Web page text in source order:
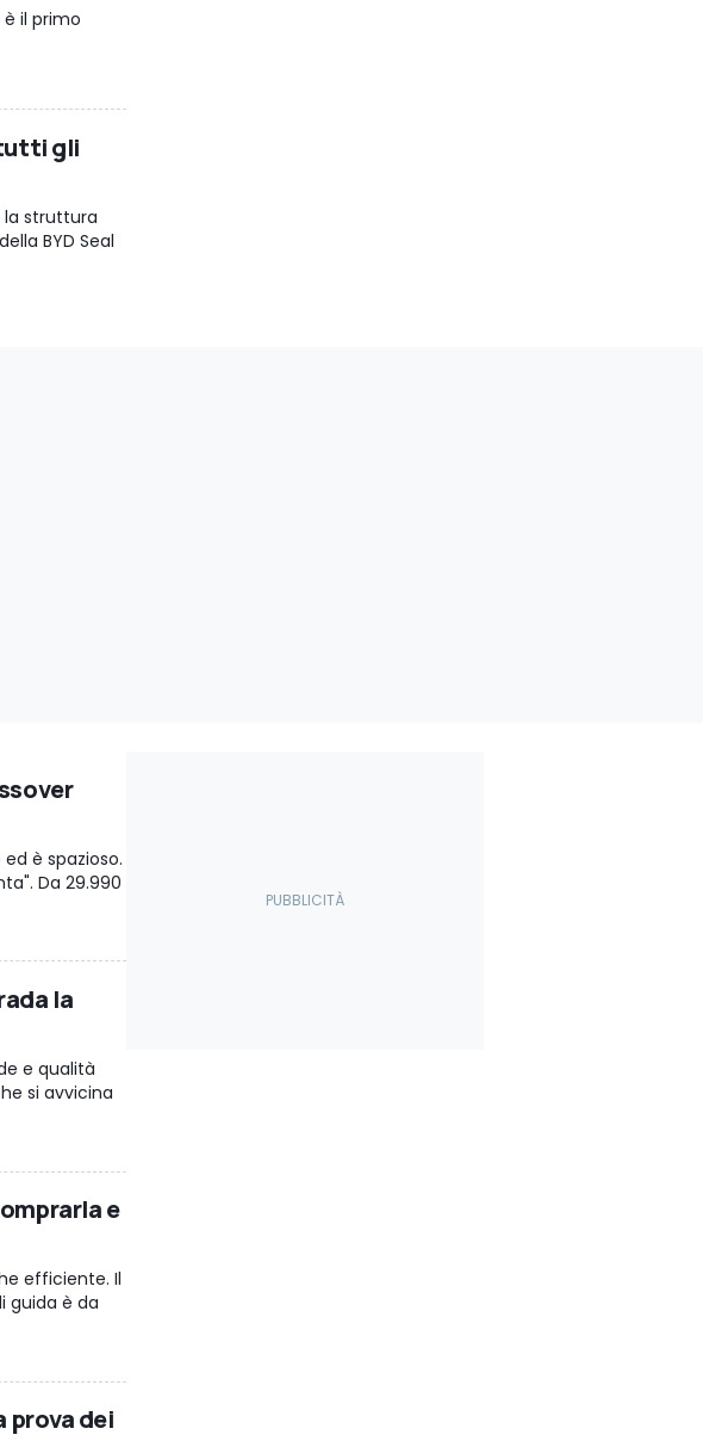
il primo
tutti gli
la struttura
BYD Seal
è spazioso.
Da 29.990
la
e qualità
si avvicina
e
efficiente. Il
guida è da
prova dei